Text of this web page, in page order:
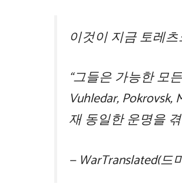
이것이 지금 토레
“그들은 가능한 모
Vuhledar,
재 동일한 운명을
— WarTranslated(드